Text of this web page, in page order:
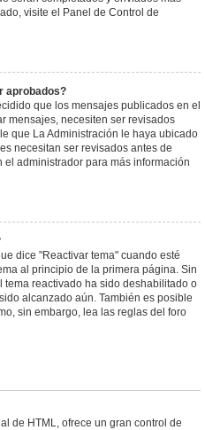
visite el Panel de Control de
aprobados?
que los mensajes publicados en el
mensajes, necesiten ser revisados
que La Administración le haya ubicado
necesitan ser revisados antes de
administrador para más información
dice "Reactivar tema" cuando esté
al principio de la primera página. Sin
reactivado ha sido deshabilitado o
alcanzado aún. También es posible
sin embargo, lea las reglas del foro
de HTML, ofrece un gran control de